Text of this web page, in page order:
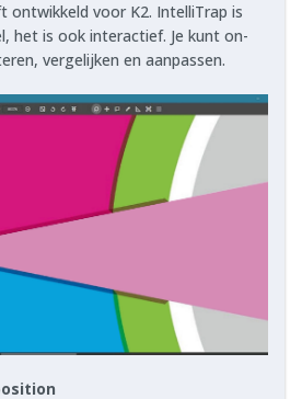
ontwikkeld voor K2. IntelliTrap is
het is ook interactief. Je kunt on-
vergelijken en aanpassen.